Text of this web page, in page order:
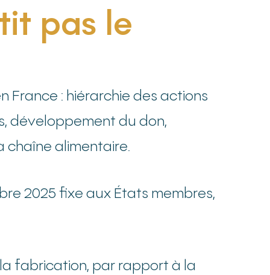
pas le
France : hiérarchie des actions
développement du don,
chaîne alimentaire.
2025 fixe aux États membres,
fabrication, par rapport à la